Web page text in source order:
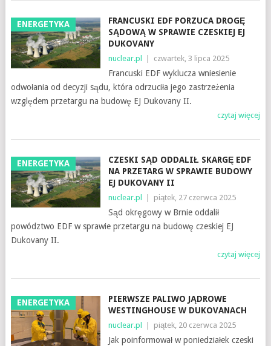
ENERGETYKA
FRANCUSKI EDF PORZUCA DROGĘ
SĄDOWĄ W SPRAWIE CZESKIEJ EJ
DUKOVANY
nuclear.pl czwartek, 3 lipca 2025
Francuski EDF wyklucza wniesienie
odwołania od decyzji sądu, która odrzuciła jego zastrzeżenia
względem przetargu na budowę EJ Dukovany II.
czytaj więcej
ENERGETYKA
CZESKI SĄD ODDALIŁ SKARGĘ EDF
NA PRZETARG W SPRAWIE BUDOWY
EJ DUKOVANY II
nuclear.pl piątek, 27 czerwca 2025
Sąd okręgowy w Brnie oddalił
powództwo EDF w sprawie przetargu na budowę czeskiej EJ
Dukovany II.
czytaj więcej
ENERGETYKA
PIERWSZE PALIWO JĄDROWE
WESTINGHOUSE W DUKOVANACH
nuclear.pl piątek, 20 czerwca 2025
Jak poinformował w poniedziałek czeski